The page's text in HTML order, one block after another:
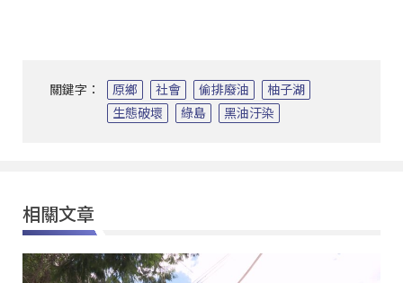
關鍵字： 原鄉 社會 偷排廢油
柚子湖
生態破壞
綠島 黑油汙染
相關文章